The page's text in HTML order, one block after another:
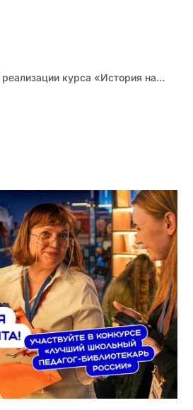
Приглашаем педагогов на семинар, посвященный реализации курса «История нашего края»